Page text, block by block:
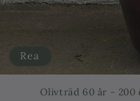
cm krona